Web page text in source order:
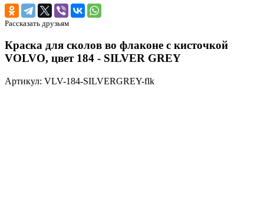
Рассказать друзьям
Краска для сколов во флаконе с кисточкой
VOLVO, цвет 184 - SILVER GREY
Артикул: VLV-184-SILVERGREY-flk